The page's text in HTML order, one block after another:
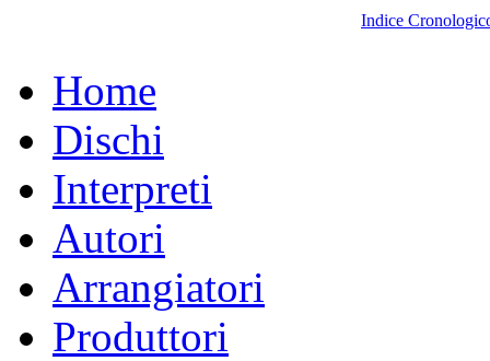
Indice
Home
Dischi
Interpreti
Autori
Arrangiatori
Produttori